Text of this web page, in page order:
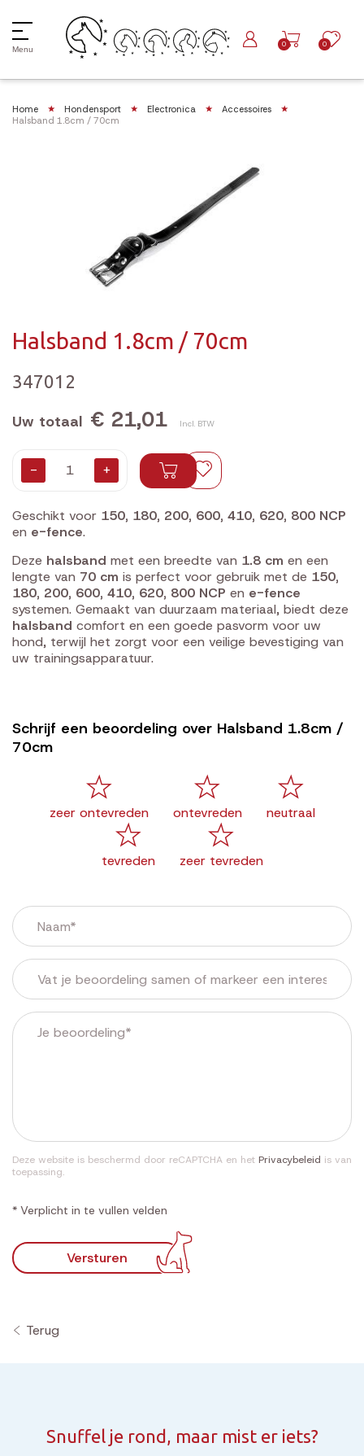
Menu
0 0
Home Hondensport Electronica
Accessoires
Halsband 1.8cm / 70cm
Halsband 1.8cm / 70cm
347012
Uw totaal € 21,01 Incl. BTW
- +
Geschikt voor 150, 180, 200, 600, 410, 620, 800 NCP
en e-fence.
Deze halsband met een breedte van 1.8 cm en een
lengte van 70 cm is perfect voor gebruik met de 150,
180, 200, 600, 410, 620, 800 NCP en e-fence
systemen. Gemaakt van duurzaam materiaal, biedt deze
halsband comfort en een goede pasvorm voor uw
hond, terwijl het zorgt voor een veilige bevestiging van
uw trainingsapparatuur.
Schrijf een beoordeling over Halsband 1.8cm /
70cm
zeer ontevreden ontevreden neutraal
tevreden zeer tevreden
Deze website is beschermd door reCAPTCHA en het Privacybeleid is van
toepassing.
* Verplicht in te vullen velden
Versturen
Terug
Snuffel je rond, maar mist er iets?